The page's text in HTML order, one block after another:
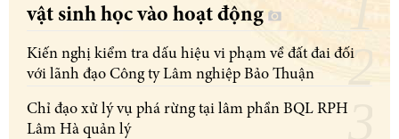
vật sinh học vào hoạt động
Kiến nghị kiểm tra dấu hiệu vi phạm về đất đai đối
với lãnh đạo Công ty Lâm nghiệp Bảo Thuận
Chỉ đạo xử lý vụ phá rừng tại lâm phần BQL RPH
Lâm Hà quản lý